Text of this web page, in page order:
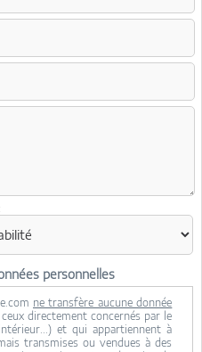
personnelles
ne transfère aucune donnée
ceux directement concernés par le
et qui appartiennent à
transmises ou vendues à des